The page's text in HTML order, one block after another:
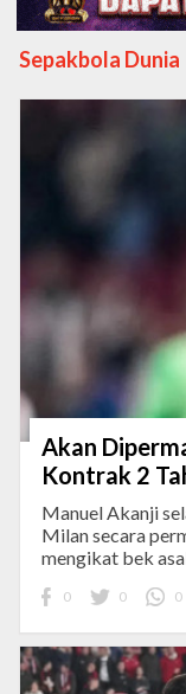
Sepakbola Dunia
Akan
Kontrak 2
Manuel Akanji
Milan secara
mengikat bek
0 0 0